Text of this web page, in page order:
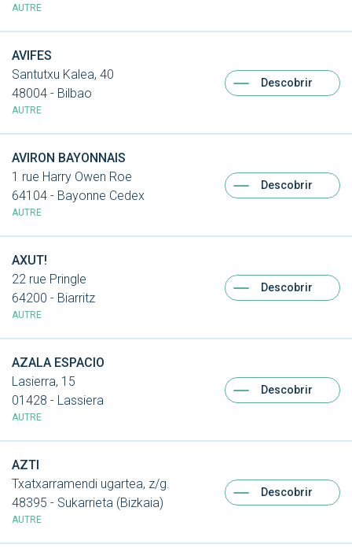
AUTRE
AVIFES
Santutxu Kalea, 40
48004 - Bilbao
AUTRE
Descobrir
AVIRON BAYONNAIS
1 rue Harry Owen Roe
64104 - Bayonne Cedex
AUTRE
Descobrir
AXUT!
22 rue Pringle
64200 - Biarritz
AUTRE
Descobrir
AZALA ESPACIO
Lasierra, 15
01428 - Lassiera
AUTRE
Descobrir
AZTI
Txatxarramendi ugartea, z/g.
48395 - Sukarrieta (Bizkaia)
AUTRE
Descobrir